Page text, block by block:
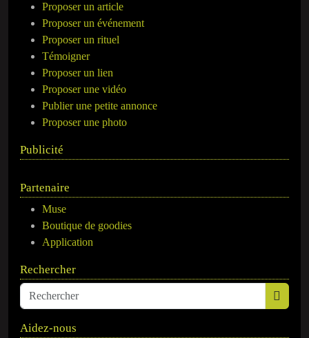
Proposer un article
Proposer un événement
Proposer un rituel
Témoigner
Proposer un lien
Proposer une vidéo
Publier une petite annonce
Proposer une photo
Publicité
Partenaire
Muse
Boutique de goodies
Application
Rechercher
Aidez-nous